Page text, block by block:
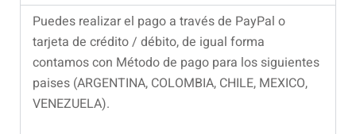
Puedes realizar el pago a través de PayPal o
tarjeta de crédito / débito, de igual forma
contamos con Método de pago para los siguientes
paises (ARGENTINA, COLOMBIA, CHILE, MEXICO,
VENEZUELA).